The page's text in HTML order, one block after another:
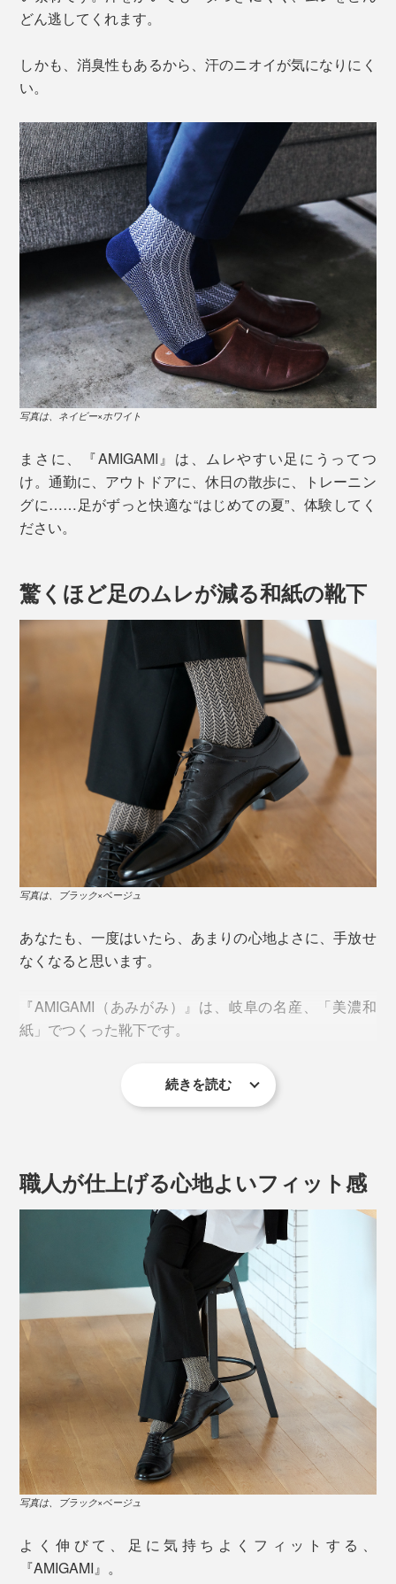
どん逃してくれます。
しかも、消臭性もあるから、汗のニオイが気になりにく
い。
写真は、ネイビー×ホワイト
まさに、『AMIGAMI』は、ムレやすい足にうってつ
け。通勤に、アウトドアに、休日の散歩に、トレーニン
グに……足がずっと快適な“はじめての夏”、体験してく
ださい。
驚くほど足のムレが減る和紙の靴下
写真は、ブラック×ベージュ
あなたも、一度はいたら、あまりの心地よさに、手放せ
なくなると思います。
『AMIGAMI（あみがみ）』は、岐阜の名産、「美濃和
紙」でつくった靴下です。
左から、新色のホワイト×ベージュと、ブラック×ベージュ
「美濃和紙」といえば、日本に現存する“最古の紙”であ
ることで有名です。
続きを読む
職人が仕上げる心地よいフィット感
写真は、ブラック×ベージュ
よく伸びて、足に気持ちよくフィットする、
『AMIGAMI』。